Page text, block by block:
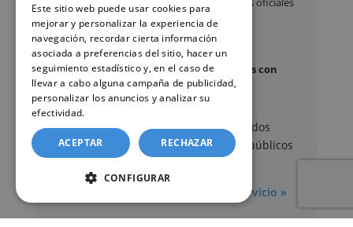
Legalización de certificados
Certificado de Últimas Voluntades
Certificado de contratos de seguros con
cobertura por fallecimiento
Los documentos oficiales son expedidos
exclusivamente por los organismos públicos
correspondientes.
Más información sobre nuestro servicio »
Este sitio web puede usar cookies para
mejorar y personalizar la experiencia de
navegación, recordar cierta información
asociada a preferencias del sitio, hacer un
seguimiento estadístico y, en el caso de
llevar a cabo alguna campaña de publicidad,
personalizar los anuncios y analizar su
efectividad.
ACEPTAR RECHAZAR
CONFIGURAR